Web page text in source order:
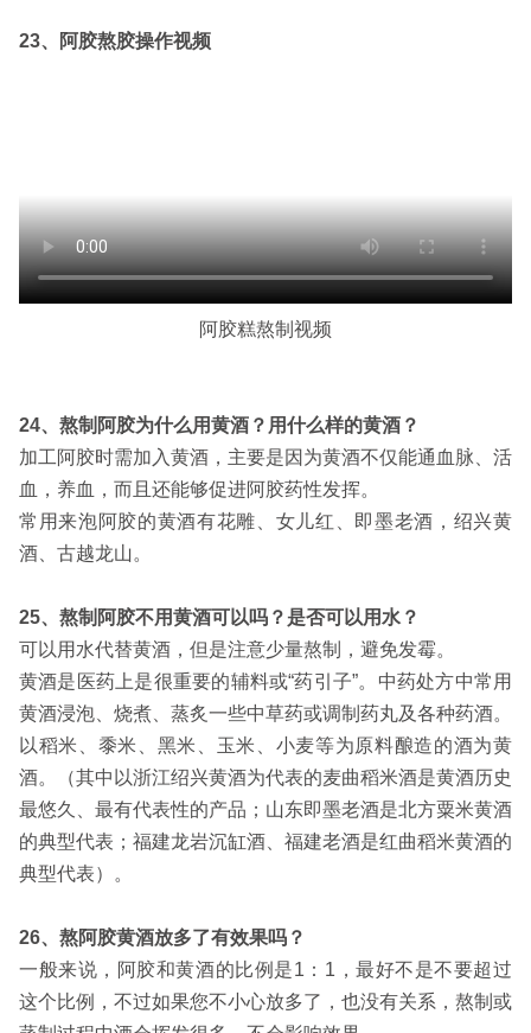
23、阿胶熬胶操作视频
阿胶糕熬制视频
24、熬制阿胶为什么用黄酒？用什么样的黄酒？
加工阿胶时需加入黄酒，主要是因为黄酒不仅能通血脉、活
血，养血，而且还能够促进阿胶药性发挥。
常用来泡阿胶的黄酒有花雕、女儿红、即墨老酒，绍兴黄
酒、古越龙山。
25、熬制阿胶不用黄酒可以吗？是否可以用水？
可以用水代替黄酒，但是注意少量熬制，避免发霉。
黄酒是医药上是很重要的辅料或“药引子”。中药处方中常用
黄酒浸泡、烧煮、蒸炙一些中草药或调制药丸及各种药酒。
以稻米、黍米、黑米、玉米、小麦等为原料酿造的酒为黄
酒。（其中以浙江绍兴黄酒为代表的麦曲稻米酒是黄酒历史
最悠久、最有代表性的产品；山东即墨老酒是北方粟米黄酒
的典型代表；福建龙岩沉缸酒、福建老酒是红曲稻米黄酒的
典型代表）。
26、熬阿胶黄酒放多了有效果吗？
一般来说，阿胶和黄酒的比例是1：1，最好不是不要超过
这个比例，不过如果您不小心放多了，也没有关系，熬制或